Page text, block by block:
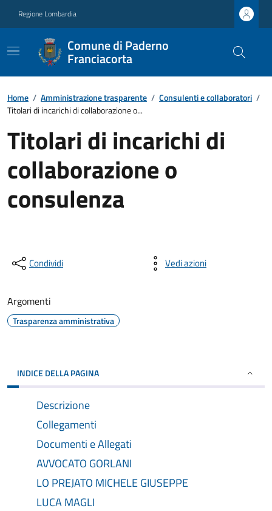
Regione Lombardia
Comune di Paderno
Franciacorta
Home / Amministrazione trasparente / Consulenti e collaboratori /
Titolari di incarichi di collaborazione o...
Titolari di incarichi di
collaborazione o
consulenza
Condividi Vedi azioni
Argomenti
Trasparenza amministrativa
INDICE DELLA PAGINA
Descrizione
Collegamenti
Documenti e Allegati
AVVOCATO GORLANI
LO PREJATO MICHELE GIUSEPPE
LUCA MAGLI